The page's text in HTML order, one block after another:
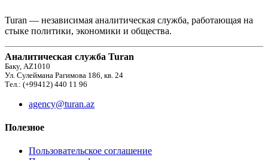
Turan — независимая аналитическая служба, работающая на
стыке политики, экономики и общества.
Аналитическая служба Turan
Баку, AZ1010
Ул. Сулеймана Рагимова 186, кв. 24
Тел.: (+99412) 440 11 96
agency@turan.az
Полезное
Пользовательское соглашение